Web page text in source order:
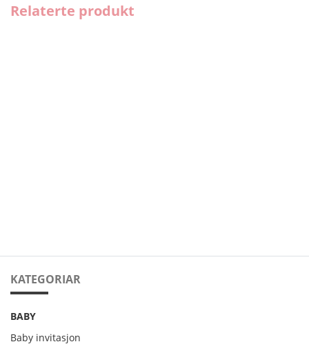
Relaterte produkt
KATEGORIAR
BABY
Baby invitasjon